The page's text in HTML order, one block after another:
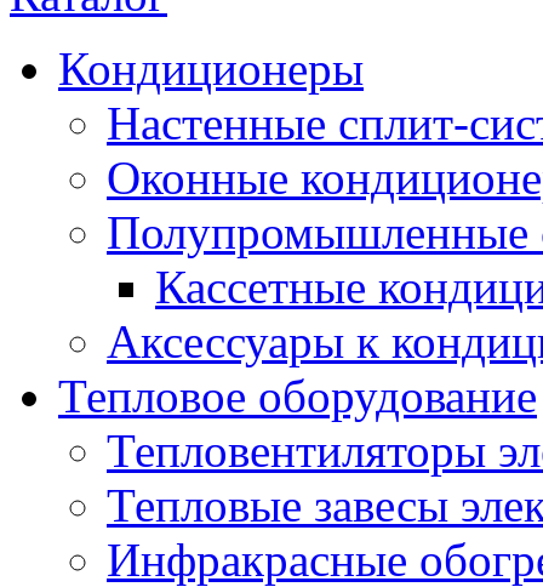
Кондиционеры
Настенные сплит-
Оконные
Полупромышленные
Кассетные
Аксессуары к
Тепловое оборудование
Тепловентиляторы
Тепловые завесы
Инфракрасные